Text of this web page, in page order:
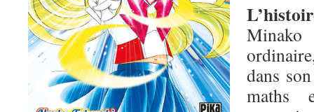
Minako
dans
maths